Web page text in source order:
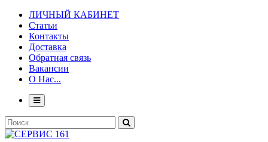
ЛИЧНЫЙ КАБИНЕТ
Статьи
Контакты
Доставка
Обратная связь
Вакансии
О Нас...